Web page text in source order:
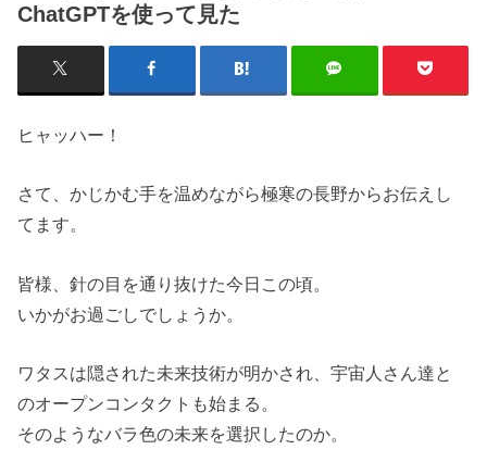
ChatGPTを使って見た
ヒャッハー！
さて、かじかむ手を温めながら極寒の長野からお伝えし
てます。
皆様、針の目を通り抜けた今日この頃。
いかがお過ごしでしょうか。
ワタスは隠された未来技術が明かされ、宇宙人さん達と
のオープンコンタクトも始まる。
そのようなバラ色の未来を選択したのか。